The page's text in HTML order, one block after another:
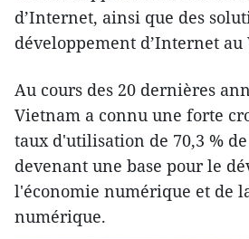
d’Internet, ainsi que des
développement d’Internet au
Au cours des 20 dernières
Vietnam a connu une forte
taux d'utilisation de 70,3 %
devenant une base pour le
l'économie numérique et de
numérique.